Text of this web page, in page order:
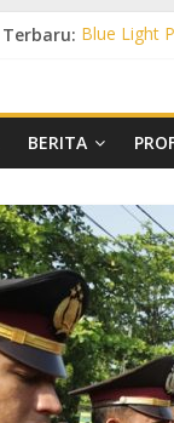
Terbaru: Blue Light
Patroli
Blue Light
BERITA